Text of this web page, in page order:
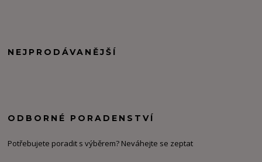
NEJPRODÁVANĚJŠÍ
ODBORNÉ PORADENSTVÍ
Potřebujete poradit s výběrem? Neváhejte se zeptat